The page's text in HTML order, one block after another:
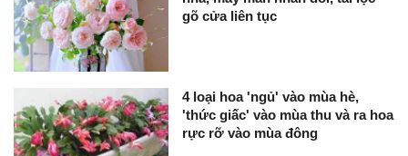
gõ cửa liên tục
4 loại hoa 'ngủ' vào mùa hè,
'thức giấc' vào mùa thu và ra hoa
rực rỡ vào mùa đông